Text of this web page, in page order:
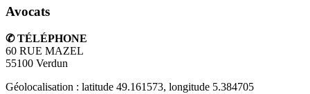
Avocats
✆ TÉLÉPHONE
60 RUE MAZEL
55100 Verdun
Géolocalisation : latitude 49.161573, longitude 5.384705